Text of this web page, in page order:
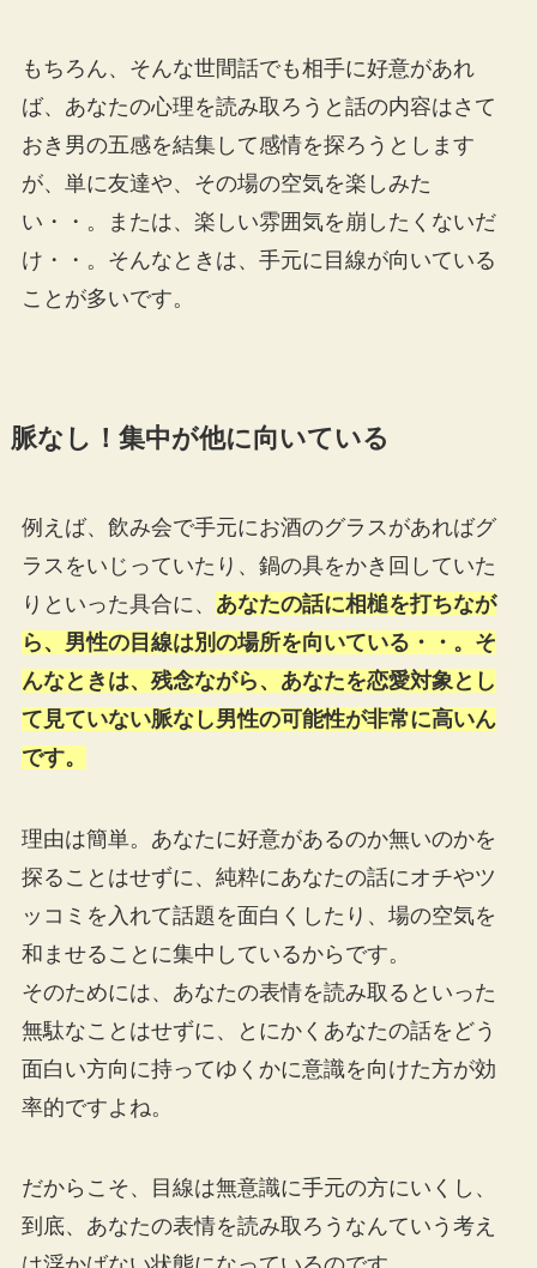
もちろん、そんな世間話でも相手に好意があれ
ば、あなたの心理を読み取ろうと話の内容はさて
おき男の五感を結集して感情を探ろうとします
が、単に友達や、その場の空気を楽しみた
い・・。または、楽しい雰囲気を崩したくないだ
け・・。そんなときは、手元に目線が向いている
ことが多いです。
脈なし！集中が他に向いている
例えば、飲み会で手元にお酒のグラスがあればグ
ラスをいじっていたり、鍋の具をかき回していた
りといった具合に、 あなたの話に相槌を打ちなが
ら、男性の目線は別の場所を向いている・・。そ
んなときは、残念ながら、あなたを恋愛対象とし
て見ていない脈なし男性の可能性が非常に高いん
です。
理由は簡単。あなたに好意があるのか無いのかを
探ることはせずに、純粋にあなたの話にオチやツ
ッコミを入れて話題を面白くしたり、場の空気を
和ませることに集中しているからです。
そのためには、あなたの表情を読み取るといった
無駄なことはせずに、とにかくあなたの話をどう
面白い方向に持ってゆくかに意識を向けた方が効
率的ですよね。
だからこそ、目線は無意識に手元の方にいくし、
到底、あなたの表情を読み取ろうなんていう考え